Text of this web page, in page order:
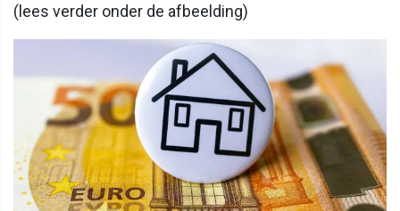
(lees verder onder de afbeelding)